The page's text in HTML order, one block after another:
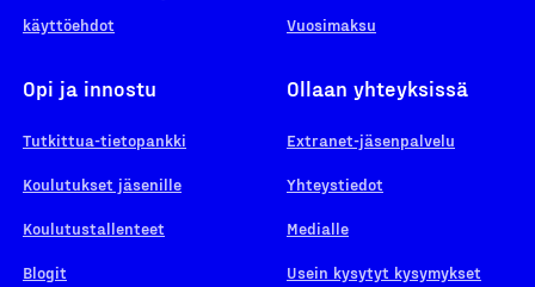
käyttöehdot
Vuosimaksu
Opi ja innostu
Tutkittua-tietopankki
Koulutukset jäsenille
Koulutustallenteet
Blogit
Ollaan yhteyksissä
Extranet-jäsenpalvelu
Yhteystiedot
Medialle
Usein kysytyt kysymykset